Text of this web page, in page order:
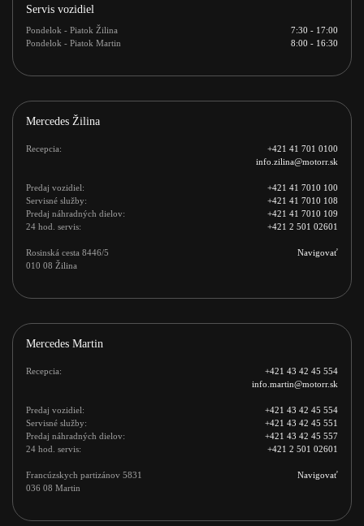
Servis vozidiel
Pondelok - Piatok Žilina
7:30 - 17:00
Pondelok - Piatok Martin
8:00 - 16:30
Mercedes Žilina
Recepcia:
+421 41 701 0100
info.zilina@motorr.sk
Predaj vozidiel:
+421 41 7010 100
Servisné služby:
+421 41 7010 108
Predaj náhradných dielov:
+421 41 7010 109
24 hod. servis:
+421 2 501 02601
Rosinská cesta 8446/5
010 08 Žilina
Navigovať
Mercedes Martin
Recepcia:
+421 43 42 45 554
info.martin@motorr.sk
Predaj vozidiel:
+421 43 42 45 554
Servisné služby:
+421 43 42 45 551
Predaj náhradných dielov:
+421 43 42 45 557
24 hod. servis:
+421 2 501 02601
Francúzskych partizánov 5831
036 08 Martin
Navigovať